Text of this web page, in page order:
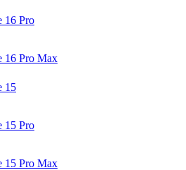
16 Pro
16 Pro Max
15
15 Pro
15 Pro Max